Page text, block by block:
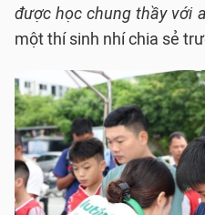
được học chung thầy với
một thí sinh nhí chia sẻ